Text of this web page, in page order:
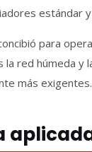
estándar
para
la red húmeda y
más exigentes.